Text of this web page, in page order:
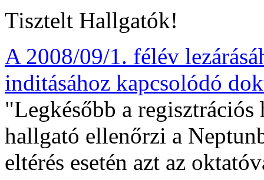
Tisztelt Hallgatók!
A 2008/09/1. félév
inditásához kapcsolódó
"Legkésőbb a
hallgató ellenőrzi a
eltérés esetén azt az